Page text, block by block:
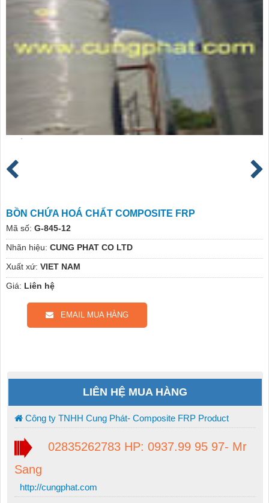
BỒN CHỨA HOÁ CHẤT COMPOSITE FRP
Mã số: G-845-12
Nhãn hiệu: CUNG PHAT CO LTD
Xuất xứ: VIET NAM
Giá: Liên hệ
EMAIL MUA HÀNG
LIÊN HỆ MUA HÀNG
Công ty TNHH Cung Phát- Composite FRP Product
02835262783 HP: 0937.99 95 97- Mr
Sang
http://cungphat.com